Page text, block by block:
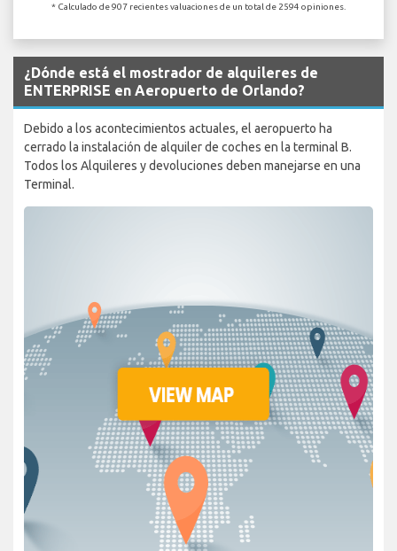
* Calculado de 907 recientes valuaciones de un total de 2594 opiniones.
¿Dónde está el mostrador de alquileres de
ENTERPRISE en Aeropuerto de Orlando?
Debido a los acontecimientos actuales, el aeropuerto ha
cerrado la instalación de alquiler de coches en la terminal B.
Todos los Alquileres y devoluciones deben manejarse en una
Terminal.